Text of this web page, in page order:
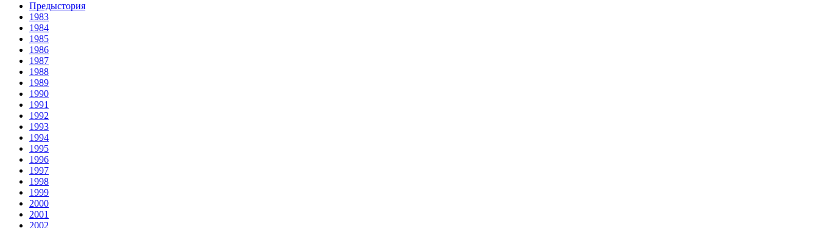
Предыстория
1983
1984
1985
1986
1987
1988
1989
1990
1991
1992
1993
1994
1995
1996
1997
1998
1999
2000
2001
2002